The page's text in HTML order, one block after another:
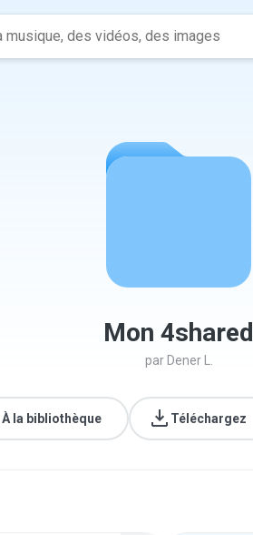
Mon 4shared
par Dener L.
À la bibliothèque Téléchargez